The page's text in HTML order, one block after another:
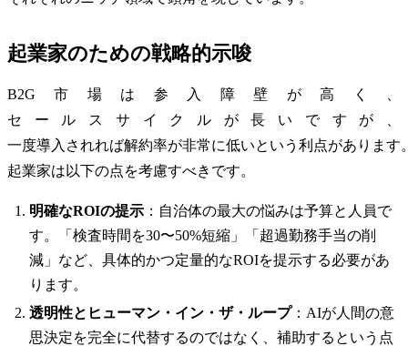
起業家のための戦略的示唆
B2G市場は参入障壁が高く、
セールスサイクルが長いですが、
一度導入されれば解約率が非常に低いという利点があります
起業家は以下の点を考慮すべきです。
明確なROIの提示 ：自治体の最大の悩みは予算と人員で
す。「検査時間を30〜50%短縮」「超過勤務手当の削
減」など、具体的かつ定量的なROIを提示する必要があ
ります。
透明性とヒューマン・イン・ザ・ループ：AIが人間の意
思決定を完全に代替するのではなく、補助するという点